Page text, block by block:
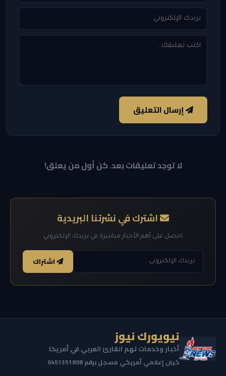
إرسال التعليق
لا توجد تعليقات بعد. كن أول من يعلق!
اشترك في نشرتنا البريدية
احصل على أهم الأخبار مباشرة في بريدك الإلكتروني
اشتراك
نيويورك نيوز
أخبار وخدمات تهم القارئ العربي في أمريكا
كيان إعلامي أمريكي مسجل برقم 0451351808